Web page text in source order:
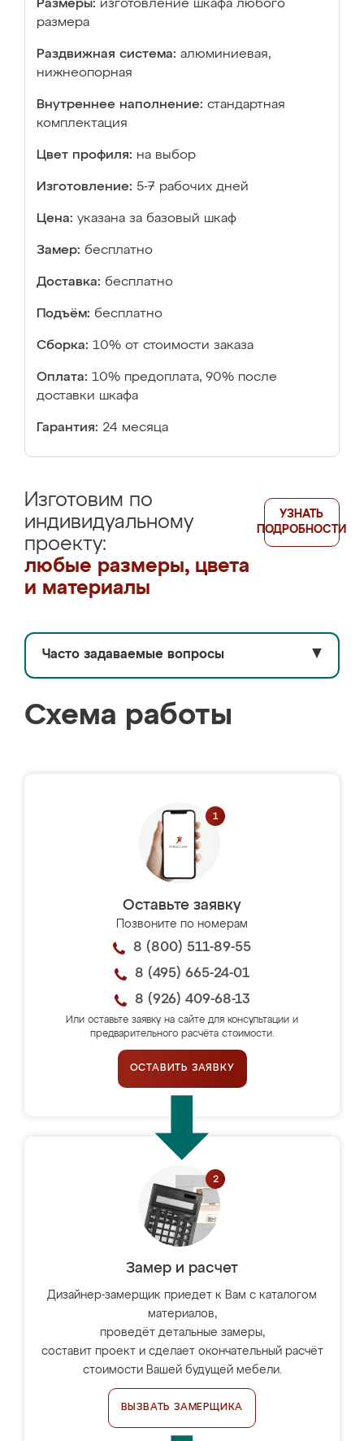
Размеры: изготовление шкафа любого
размера
Раздвижная система: алюминиевая,
нижнеопорная
Внутреннее наполнение: стандартная
комплектация
Цвет профиля: на выбор
Изготовление: 5-7 рабочих дней
Цена: указана за базовый шкаф
Замер: бесплатно
Доставка: бесплатно
Подъём: бесплатно
Сборка: 10% от стоимости заказа
Оплата: 10% предоплата, 90% после
доставки шкафа
Гарантия: 24 месяца
Изготовим по
индивидуальному
проекту:
любые размеры, цвета
и материалы
УЗНАТЬ
ПОДРОБНОСТИ
Часто задаваемые вопросы ▼
Схема работы
Оставьте заявку
Позвоните по номерам
8 (800) 511-89-55
8 (495) 665-24-01
8 (926) 409-68-13
Или оставьте заявку на сайте для консультации и
предварительного расчёта стоимости.
ОСТАВИТЬ ЗАЯВКУ
Замер и расчет
Дизайнер-замерщик приедет к Вам с каталогом
материалов,
проведёт детальные замеры,
составит проект и сделает окончательный расчёт
стоимости Вашей будущей мебели.
ВЫЗВАТЬ ЗАМЕРЩИКА